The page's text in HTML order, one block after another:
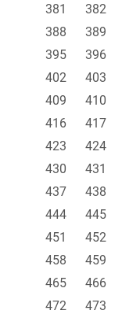
381
382
388
389
395
396
402
403
409
410
416
417
423
424
430
431
437
438
444
445
451
452
458
459
465
466
472
473